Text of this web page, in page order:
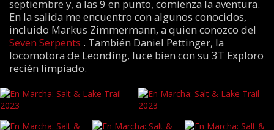
septiembre y, a las 9 en punto, comienza la aventura.
En la salida me encuentro con algunos conocidos,
incluido Markus Zimmermann, a quien conozco del
Seven Serpents . También Daniel Pettinger, la
locomotora de Leonding, luce bien con su 3T Exploro
recién limpiado.